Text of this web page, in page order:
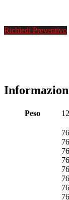
Richiedi Preventivo
Peso